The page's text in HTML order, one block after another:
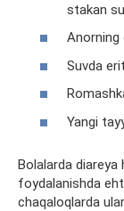
stakan
Anorning
Suvda
Yangi
Bolalarda
foydalanishda
chaqaloqlarda